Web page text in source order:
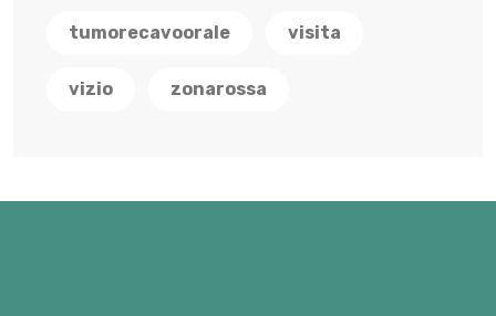
tumorecavoorale visita
vizio zonarossa